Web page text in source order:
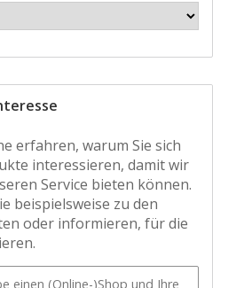
erfahren, warum Sie sich
interessieren, damit wir
Service bieten können.
beispielsweise zu den
oder informieren, für die